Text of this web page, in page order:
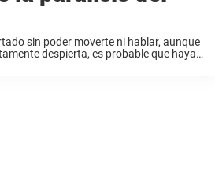
sin poder moverte ni hablar, aunque
despierta, es probable que hayas